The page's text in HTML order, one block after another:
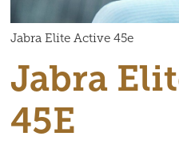
Jabra Elite Active 45e
Jabra
45E